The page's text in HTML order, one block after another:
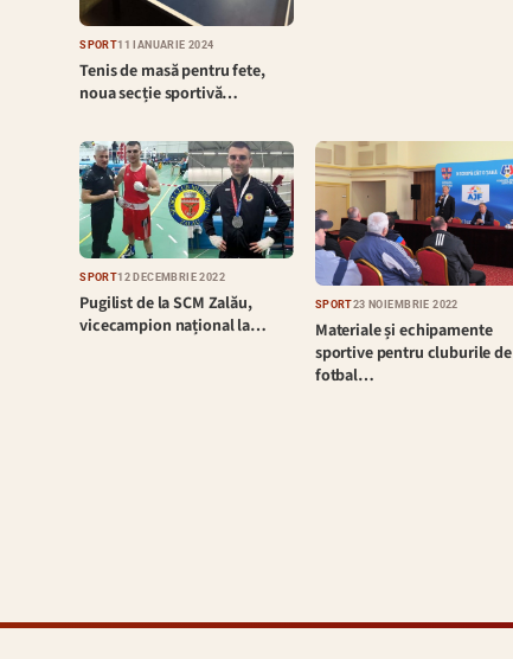
SPORT11 IANUARIE 2024
Tenis de masă pentru fete,
noua secție sportivă…
SPORT12 DECEMBRIE 2022
Pugilist de la SCM Zalău,
vicecampion național la…
SPORT23 NOIEMBRIE 2022
Materiale și echipamente
sportive pentru cluburile de
fotbal…